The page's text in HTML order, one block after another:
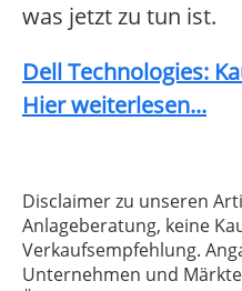
was jetzt zu tun ist.
Dell Technologies:
Hier weiterlesen...
Disclaimer zu unseren
Anlageberatung, keine
Verkaufsempfehlung.
Unternehmen und